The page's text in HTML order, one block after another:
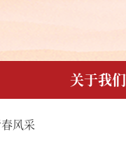
关于我们
风采